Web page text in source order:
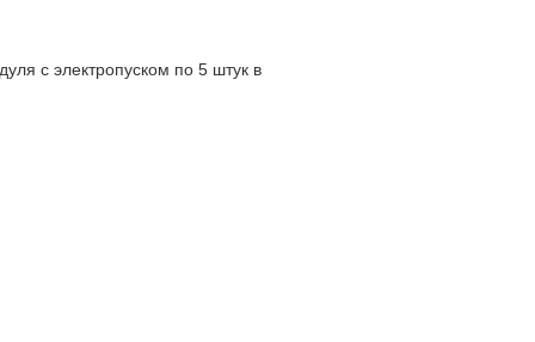
с электропуском по 5 штук в